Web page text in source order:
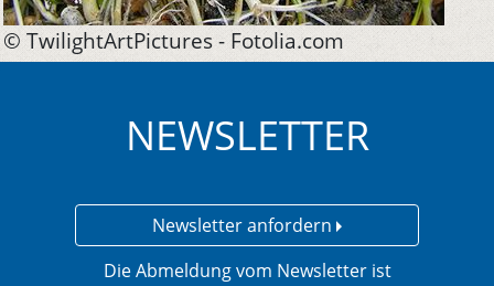
© TwilightArtPictures - Fotolia.com
NEWSLETTER
Newsletter anfordern
Die Abmeldung vom Newsletter ist